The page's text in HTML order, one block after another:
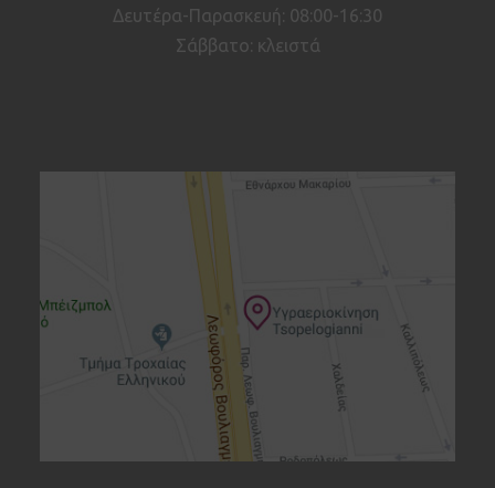
Δευτέρα-Παρασκευή: 08:00-16:30
Σάββατο: κλειστά